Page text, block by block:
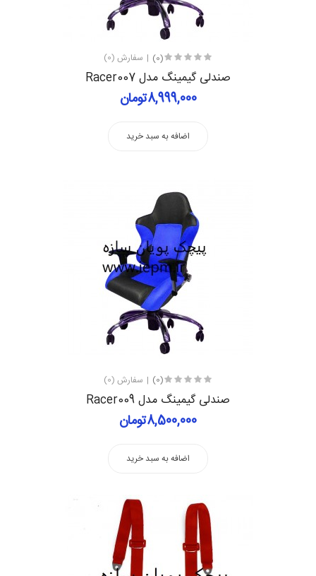
(0) سفارش (0)
صندلی گیمینگ مدل Racer007
8,999,000تومان
اضافه به سبد خرید
(0) سفارش (0)
صندلی گیمینگ مدل Racer009
8,500,000تومان
اضافه به سبد خرید